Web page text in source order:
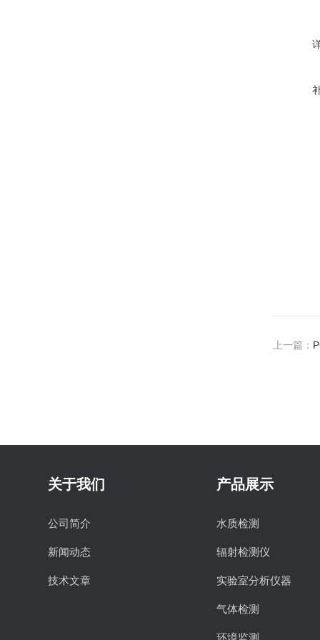
上一篇：
关于我们
公司简介
新闻动态
技术文章
产品展示
水质检测
辐射检测仪
实验室分析仪器
气体检测
环境监测